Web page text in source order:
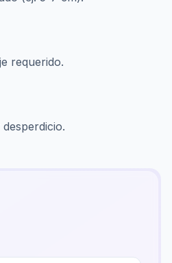
requerido.